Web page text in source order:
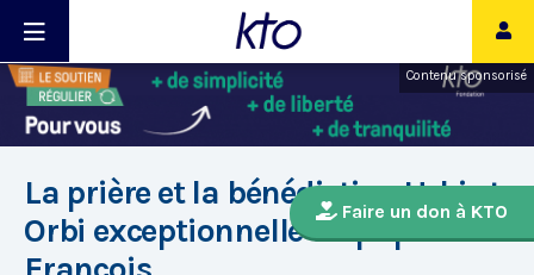
Contenu sponsorisé
Faire un don à KTO
La prière et la bénédiction Urbi et
Orbi exceptionnelle du pape